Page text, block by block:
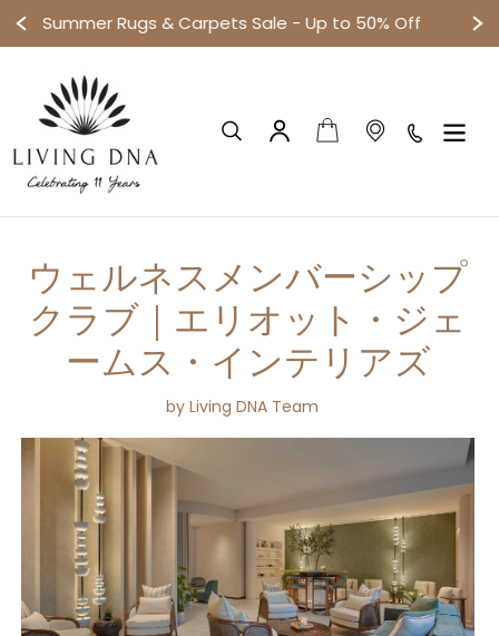
to 50% Off Small objects. Big
ツ
検索 ログイン カート
ウェルネスメンバーシップ
クラブ｜エリオット・ジェ
ームス・インテリアズ
by Living DNA Team